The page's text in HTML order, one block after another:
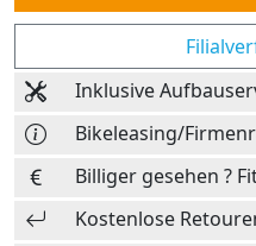
Inklusive
Bikeleasing/
Billiger gesehen ?
Kostenlose